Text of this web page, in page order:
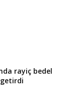
rayiç bedel